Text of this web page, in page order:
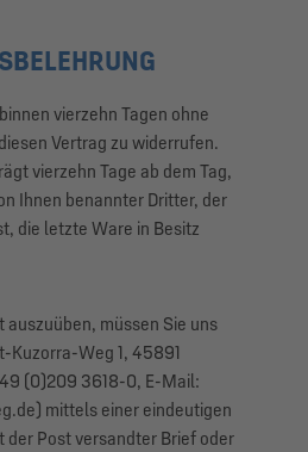
vierzehn Tagen ohne
Vertrag zu widerrufen.
vierzehn Tage ab dem Tag,
Ihnen benannter Dritter, der
die letzte Ware in Besitz
müssen Sie uns
Kuzorra-Weg 1, 45891
(0)209 3618-0, E-Mail:
mittels einer eindeutigen
der Post versandter Brief oder